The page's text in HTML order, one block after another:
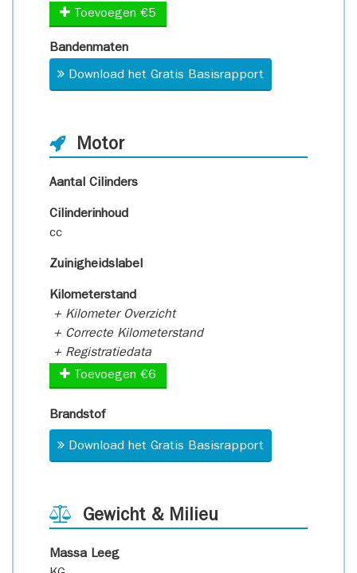
Toevoegen €5
Bandenmaten
Download het Gratis Basisrapport
Motor
Aantal Cilinders
Cilinderinhoud
cc
Zuinigheidslabel
Kilometerstand
+ Kilometer Overzicht
+ Correcte Kilometerstand
+ Registratiedata
Toevoegen €6
Brandstof
Download het Gratis Basisrapport
Gewicht & Milieu
Massa Leeg